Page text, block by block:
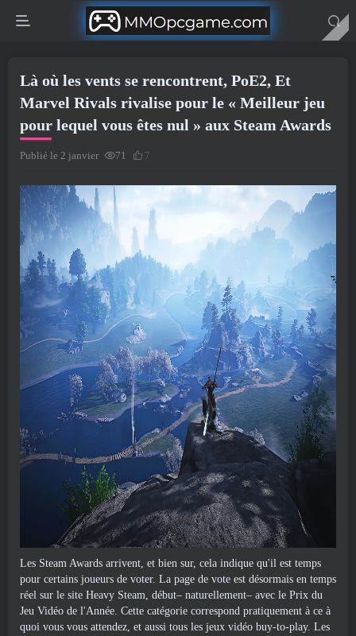
Là où les vents se rencontrent, PoE2, Et
Marvel Rivals rivalise pour le « Meilleur jeu
pour lequel vous êtes nul » aux Steam Awards
Publié le 2 janvier 71 7
Les Steam Awards arrivent, et bien sur, cela indique qu'il est temps
pour certains joueurs de voter. La page de vote est désormais en temps
réel sur le site Heavy Steam, début– naturellement– avec le Prix du
Jeu Vidéo de l'Année. Cette catégorie correspond pratiquement à ce à
quoi vous vous attendez, et aussi tous les jeux vidéo buy-to-play. Les